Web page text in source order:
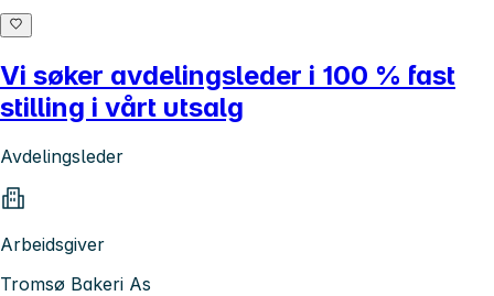
Vi søker avdelingsleder i 100 % fast
stilling i vårt utsalg
Avdelingsleder
Arbeidsgiver
Tromsø Bakeri As